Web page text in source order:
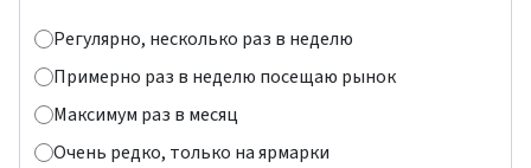
Регулярно, несколько раз в неделю
Примерно раз в неделю посещаю рынок
Максимум раз в месяц
Очень редко, только на ярмарки